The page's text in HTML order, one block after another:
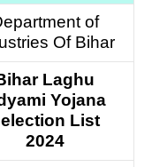
of
Of Bihar
Laghu
Yojana
List
2024